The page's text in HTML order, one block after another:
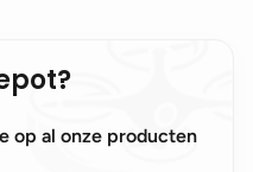
op al onze producten